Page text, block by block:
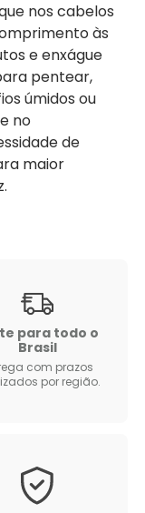
nos cabelos
às
e enxágue
pentear,
úmidos ou
no
de
maior
para todo o
Brasil
com prazos
por região.